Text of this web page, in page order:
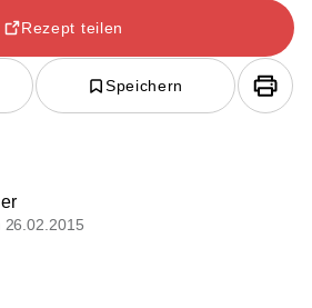
Rezept teilen
Speichern
26.02.2015